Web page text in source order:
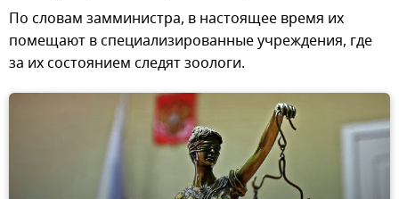
По словам замминистра, в настоящее время их
помещают в специализированные учреждения, где
за их состоянием следят зоологи.